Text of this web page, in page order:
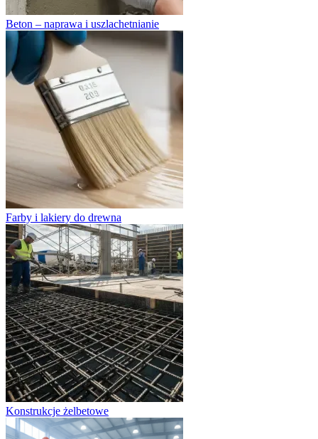
Beton – naprawa i uszlachetnianie
Farby i lakiery do drewna
Konstrukcje żelbetowe